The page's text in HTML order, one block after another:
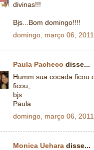
divinas!!!
Bjs...Bom domingo!!!!
domingo, março 06, 2011
Paula Pacheco disse...
Humm sua cocada ficou
ficou,
bjs
Paula
domingo, março 06, 2011
Monica Uehara disse...